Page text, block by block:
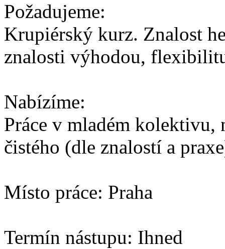
Požadujeme:
Krupiérský kurz. Znalost
znalosti výhodou,
Nabízíme:
Práce v mladém
čistého (dle znalostí a
Místo práce: Praha
Termín nástupu: Ihned